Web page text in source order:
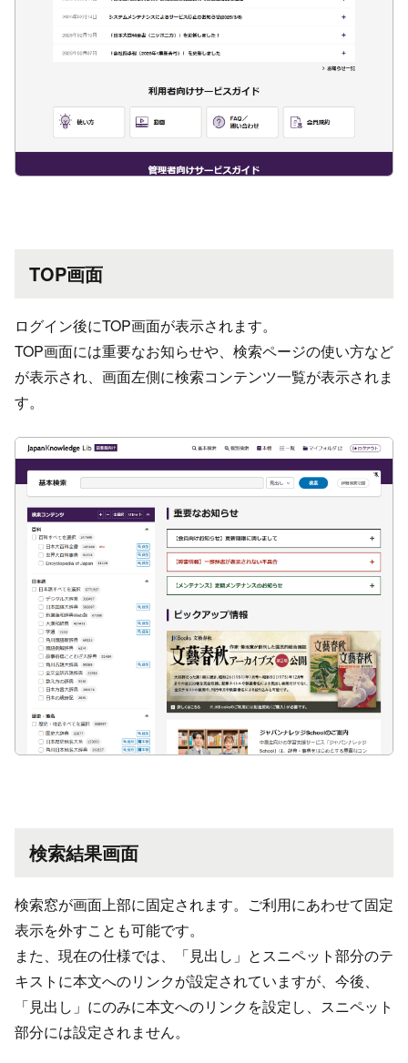
TOP画面
ログイン後にTOP画面が表示されます。
TOP画面には重要なお知らせや、検索ページの使い方など
が表示され、画面左側に検索コンテンツ一覧が表示されま
す。
検索結果画面
検索窓が画面上部に固定されます。ご利用にあわせて固定
表示を外すことも可能です。
また、現在の仕様では、「見出し」とスニペット部分のテ
キストに本文へのリンクが設定されていますが、今後、
「見出し」にのみに本文へのリンクを設定し、スニペット
部分には設定されません。